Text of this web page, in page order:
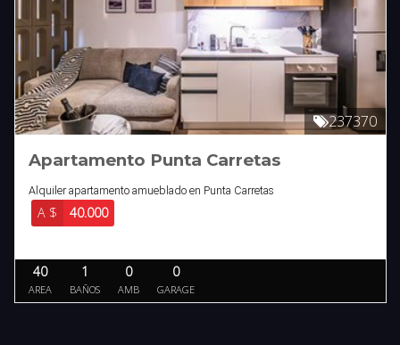
237370
Apartamento Punta Carretas
Alquiler apartamento amueblado en Punta Carretas
A $ 40.000
40
AREA
1
BAÑOS
0
AMB
0
GARAGE